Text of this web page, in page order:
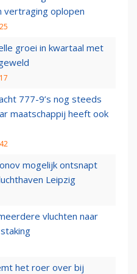
vertraging oplopen
groei in kwartaal met
777-9’s nog steeds
maatschappij heeft ook
mogelijk ontsnapt
Leipzig
vluchten naar
het roer over bij